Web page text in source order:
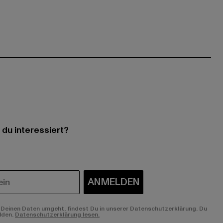
interessiert?
ANMELDEN
Daten umgeht, findest Du in unserer Datenschutzerklärung. Du
Datenschutzerklärung lesen.